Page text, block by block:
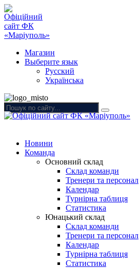
Магазин
Выберите язык
Русский
Українська
Новини
Команда
Основний склад
Склад команди
Тренери та персонал
Календар
Турнірна таблиця
Статистика
Юнацький склад
Склад команди
Тренери та персонал
Календар
Турнірна таблиця
Статистика